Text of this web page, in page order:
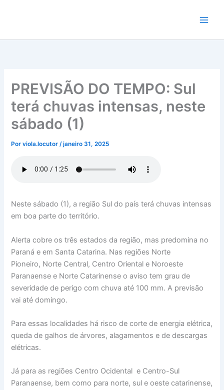
conteúdo
PREVISÃO DO TEMPO: Sul
terá chuvas intensas, neste
sábado (1)
Porviola.locutor/janeiro 31, 2025
Neste sábado (1), a região Sul do país terá chuvas intensas
em boa parte do território.
Alerta cobre os três estados da região, mas predomina no
Paraná e em Santa Catarina. Nas regiões Norte
Pioneiro, Norte Central, Centro Oriental e Noroeste
Paranaense e Norte Catarinense o aviso tem grau de
severidade de perigo com chuva até 100 mm. A previsão
vai até domingo.
Para essas localidades há risco de corte de energia elétrica,
queda de galhos de árvores, alagamentos e de descargas
elétricas.
Já para as regiões Centro Ocidental e Centro-Sul
Paranaense, bem como para norte, sul e oeste catarinense,